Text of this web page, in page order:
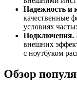
Надежность и
качественные
условиях
Подключения.
внешних
с ноутбуком
Обзор